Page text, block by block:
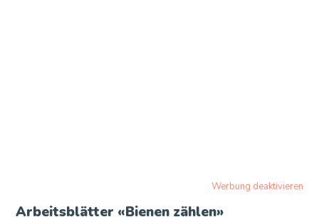
Werbung deaktivieren
Arbeitsblätter «Bienen zählen»